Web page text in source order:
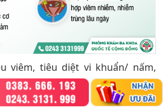
viêm, tiêu diệt vi khuẩn/ nấm,
triệu chứng bệnh.
chuyển hóa của tế bào, kích